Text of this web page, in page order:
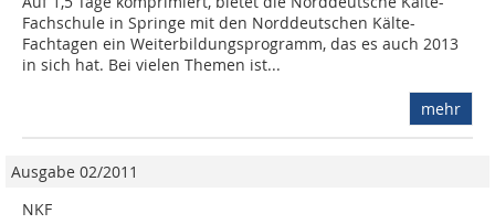
Fachschule in Springe mit den Norddeutschen Kälte-
Fachtagen ein Weiterbildungsprogramm, das es auch 2013
in sich hat. Bei vielen Themen ist...
mehr
Ausgabe 02/2011
NKF